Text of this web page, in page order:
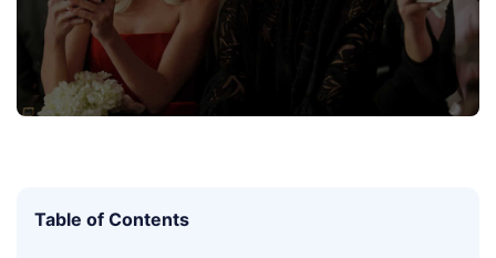
Table of Contents